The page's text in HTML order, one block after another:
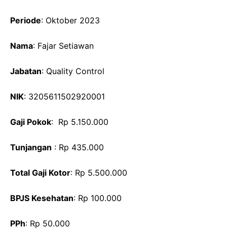
Periode: Oktober 2023
Nama: Fajar Setiawan
Jabatan: Quality Control
NIK: 3205611502920001
Gaji Pokok: Rp 5.150.000
Tunjangan : Rp 435.000
Total Gaji Kotor: Rp 5.500.000
BPJS Kesehatan: Rp 100.000
PPh: Rp 50.000